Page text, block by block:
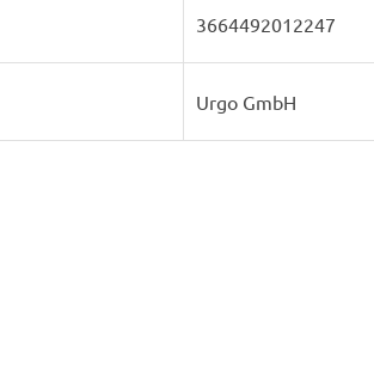
3664492012247
Urgo GmbH